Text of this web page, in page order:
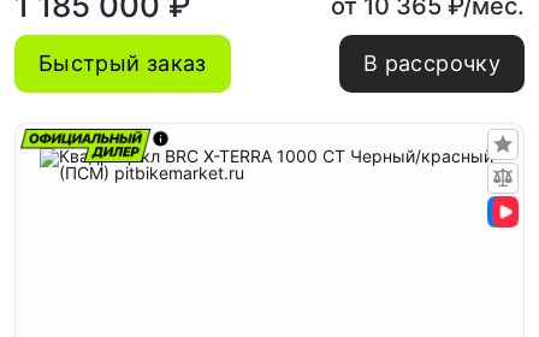
от 10 365 ₽/мес.
Быстрый заказ В рассрочку